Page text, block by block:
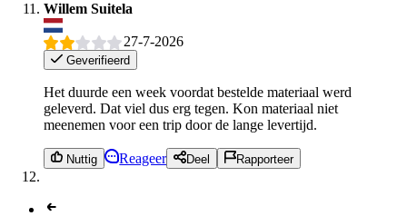
Willem Suitela
27-7-2026
Geverifieerd
Het duurde een week voordat bestelde materiaal werd
geleverd. Dat viel dus erg tegen. Kon materiaal niet
meenemen voor een trip door de lange levertijd.
Nuttig Reageer Deel Rapporteer